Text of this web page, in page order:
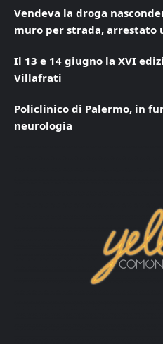
Vendeva la droga
muro per strada, arrestato
Il 13 e 14 giugno la XVI
Villafrati
Policlinico di Palermo, in
neurologia